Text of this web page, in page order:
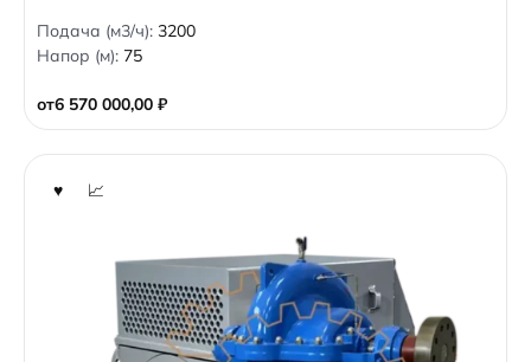
от6 570 000,00 ₽
0
o
u
f
5
Подача (м3/ч): 3200
Напор (м): 75